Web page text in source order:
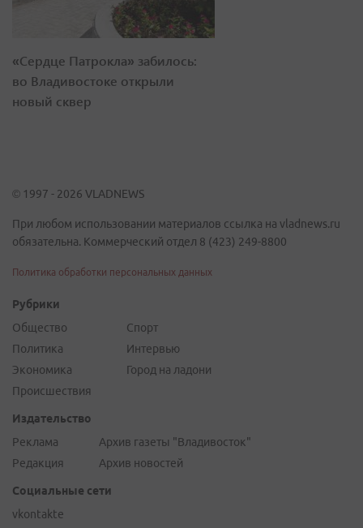
«Сердце Патрокла» забилось:
во Владивостоке открыли
новый сквер
© 1997 - 2026 VLADNEWS
При любом использовании материалов ссылка на vladnews.ru
обязательна. Коммерческий отдел 8 (423) 249-8800
Политика обработки персональных данных
Рубрики
Общество
Политика
Экономика
Происшествия
Спорт
Интервью
Город на ладони
Издательство
Реклама
Редакция
Архив газеты "Владивосток"
Архив новостей
Социальные сети
vkontakte